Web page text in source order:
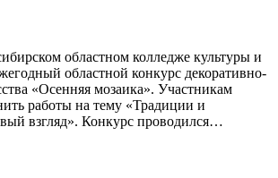
областном колледже культуры и
областной конкурс декоративно-
«Осенняя мозаика». Участникам
работы на тему «Традиции и
взгляд». Конкурс проводился…